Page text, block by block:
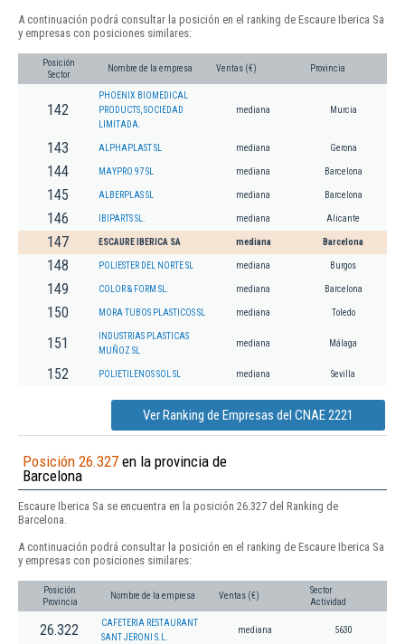
A continuación podrá consultar la posición en el ranking de Escaure Iberica Sa
y empresas con posiciones similares:
Posición
Sector
Nombre de la empresa Ventas (€) Provincia
142
PHOENIX BIOMEDICAL
PRODUCTS, SOCIEDAD
LIMITADA.
mediana Murcia
143 ALPHAPLAST SL mediana Gerona
144 MAYPRO 97 SL mediana Barcelona
145 ALBERPLAS SL mediana Barcelona
146 IBIPARTS SL. mediana Alicante
147 ESCAURE IBERICA SA mediana Barcelona
148 POLIESTER DEL NORTE SL mediana Burgos
149 COLOR & FORM SL. mediana Barcelona
150 MORA TUBOS PLASTICOS SL mediana Toledo
151
INDUSTRIAS PLASTICAS
MUÑOZ SL
mediana Málaga
152 POLIETILENOS SOL SL mediana Sevilla
Ver Ranking de Empresas del CNAE 2221
Posición 26.327 en la provincia de
Barcelona
Escaure Iberica Sa se encuentra en la posición 26.327 del Ranking de
Barcelona.
A continuación podrá consultar la posición en el ranking de Escaure Iberica Sa
y empresas con posiciones similares:
Posición
Provincia
Nombre de la empresa Ventas (€)
Sector
Actividad
26.322
CAFETERIA RESTAURANT
SANT JERONI S.L.
mediana 5630